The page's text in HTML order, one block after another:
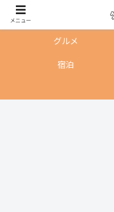
グルメ
宿泊
メニュー